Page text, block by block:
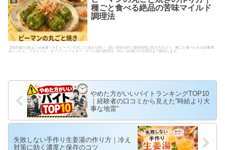
種ごと食べる絶品の苦味マイルド
調理法
【保存版の1枚まとめ画像つき】ピーマンの丸ごと焼きが苦い・固い失敗を防ぐ加熱時間と焼き方のコツ。種ごと食べられる栄養満
点レシピと、フライパン・オーブントースター・グリル別の調理法、めんつゆ漬けの活用法まで解説します。
やめた方がいいバイトランキングTOP10
｜経験者の口コミから見えた”時給より大
事な地雷”
失敗しない手作り生姜湯の作り方｜冷え
対策に効く濃度と保存のコツ